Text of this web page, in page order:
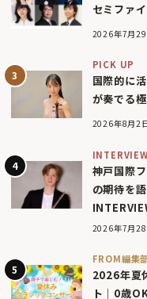
セミファ
2026年7月29
PICK UP
国際的に
が奏でる
2026年8月2
INTERVIEW
神戸国際
の期待を
2026年7月28
FROM編集
2026年夏
ト｜0歳